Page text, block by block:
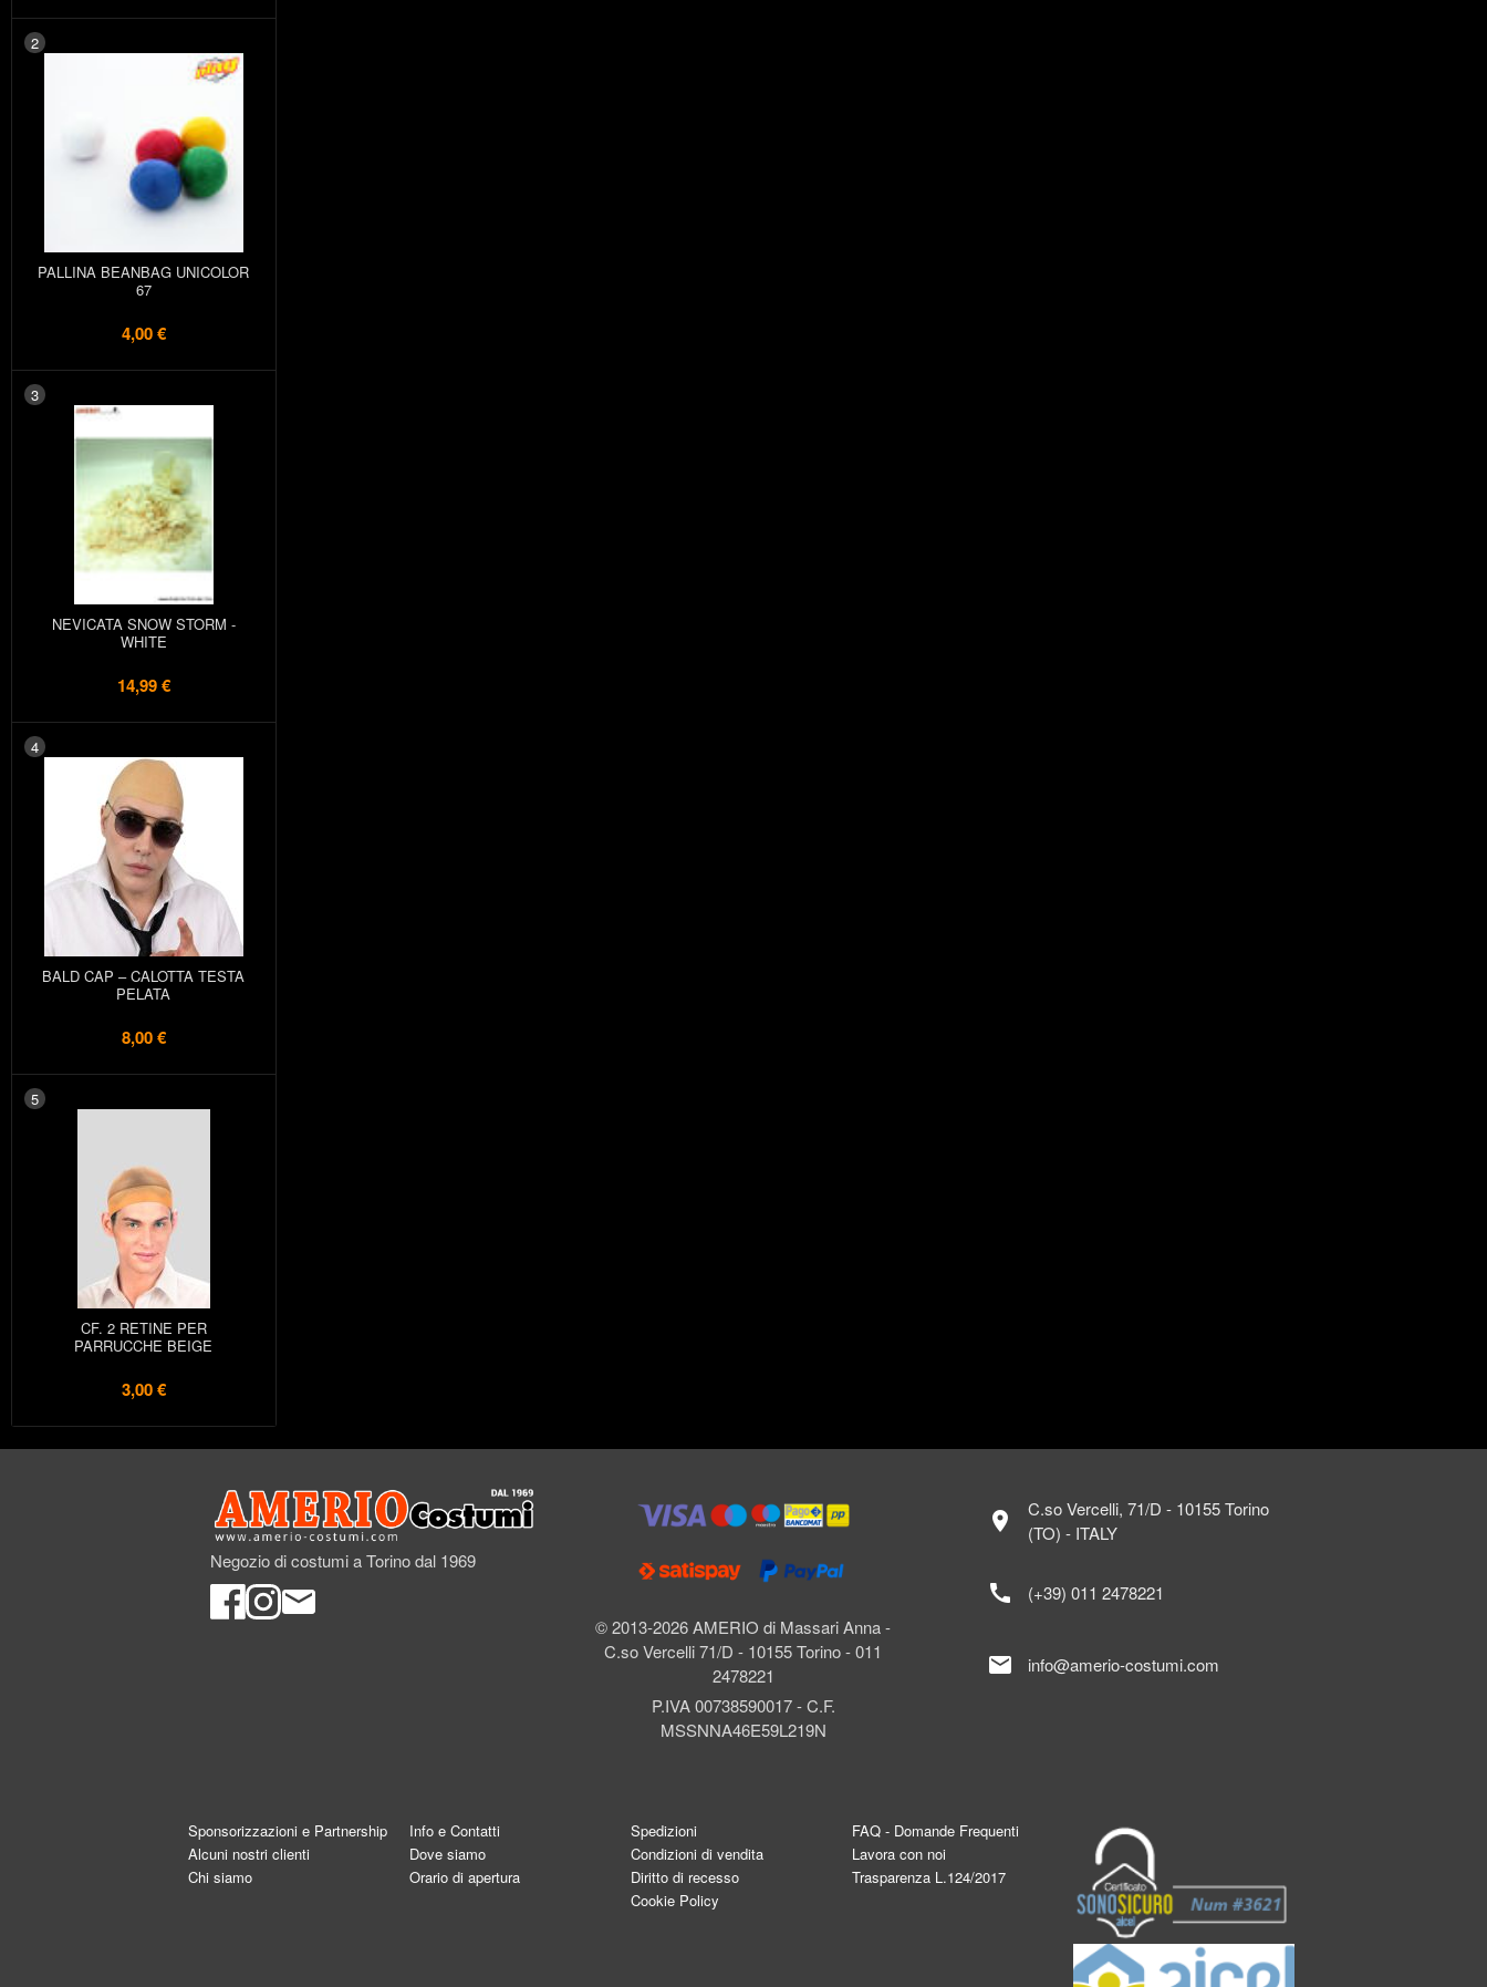
2
PALLINA BEANBAG UNICOLOR
67
4,00 €
3
NEVICATA SNOW STORM -
WHITE
14,99 €
4
BALD CAP – CALOTTA TESTA
PELATA
8,00 €
5
CF. 2 RETINE PER
PARRUCCHE BEIGE
3,00 €
Negozio di costumi a Torino dal 1969
© 2013-2026 AMERIO di Massari Anna -
C.so Vercelli 71/D - 10155 Torino - 011
2478221
P.IVA 00738590017 - C.F.
MSSNNA46E59L219N
location_on
C.so Vercelli, 71/D - 10155 Torino
(TO) - ITALY
call (+39) 011 2478221
mail info@amerio-costumi.com
Sponsorizzazioni e Partnership
Alcuni nostri clienti
Chi siamo
Info e Contatti
Dove siamo
Orario di apertura
Spedizioni
Condizioni di vendita
Diritto di recesso
Cookie Policy
FAQ - Domande Frequenti
Lavora con noi
Trasparenza L.124/2017